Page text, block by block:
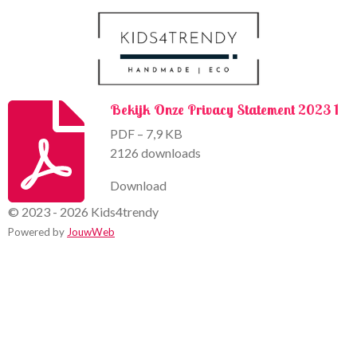
Bekijk Onze Privacy Statement 2023 1
PDF – 7,9 KB
2126 downloads
Download
© 2023 - 2026 Kids4trendy
Powered by JouwWeb